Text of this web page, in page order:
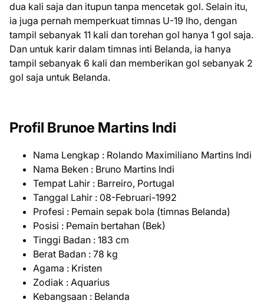
dua kali saja dan itupun tanpa mencetak gol. Selain itu,
ia juga pernah memperkuat timnas U-19 lho, dengan
tampil sebanyak 11 kali dan torehan gol hanya 1 gol saja.
Dan untuk karir dalam timnas inti Belanda, ia hanya
tampil sebanyak 6 kali dan memberikan gol sebanyak 2
gol saja untuk Belanda.
Profil Brunoe Martins Indi
Nama Lengkap : Rolando Maximiliano Martins Indi
Nama Beken : Bruno Martins Indi
Tempat Lahir : Barreiro, Portugal
Tanggal Lahir : 08-Februari-1992
Profesi : Pemain sepak bola (timnas Belanda)
Posisi : Pemain bertahan (Bek)
Tinggi Badan : 183 cm
Berat Badan : 78 kg
Agama : Kristen
Zodiak : Aquarius
Kebangsaan : Belanda